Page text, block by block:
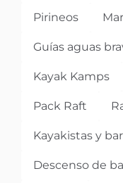
Pirineos
Guías aguas
Kayak Kamps
Pack Raft
Kayakistas y
Descenso de